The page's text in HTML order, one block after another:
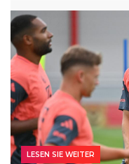
LESEN SIE WEITER